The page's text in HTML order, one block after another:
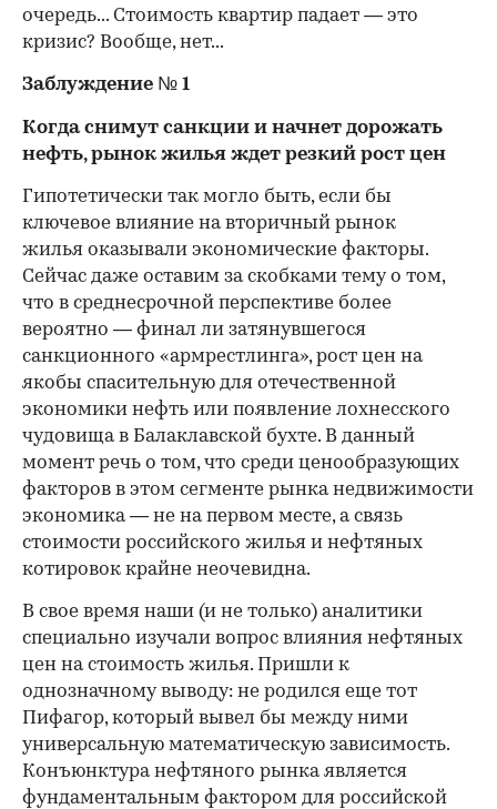
очередь... Стоимость квартир падает — это
кризис? Вообще, нет...
Заблуждение № 1
Когда снимут санкции и начнет дорожать
нефть, рынок жилья ждет резкий рост цен
Гипотетически так могло быть, если бы
ключевое влияние на вторичный рынок
жилья оказывали экономические факторы.
Сейчас даже оставим за скобками тему о том,
что в среднесрочной перспективе более
вероятно — финал ли затянувшегося
санкционного «армрестлинга», рост цен на
якобы спасительную для отечественной
экономики нефть или появление лохнесского
чудовища в Балаклавской бухте. В данный
момент речь о том, что среди ценообразующих
факторов в этом сегменте рынка недвижимости
экономика — не на первом месте, а связь
стоимости российского жилья и нефтяных
котировок крайне неочевидна.
В свое время наши (и не только) аналитики
специально изучали вопрос влияния нефтяных
цен на стоимость жилья. Пришли к
однозначному выводу: не родился еще тот
Пифагор, который вывел бы между ними
универсальную математическую зависимость.
Конъюнктура нефтяного рынка является
фундаментальным фактором для российской